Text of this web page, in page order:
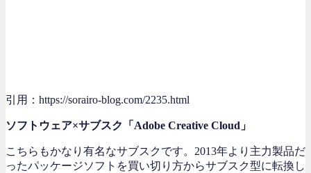
引用：https://sorairo-blog.com/2235.html
ソフトウェア×サブスク「Adobe Creative Cloud」
こちらもかなり有名なサブスクです。2013年より主力製品だ
ったパッケージソフトを買い切り方からサブスク型に転換し